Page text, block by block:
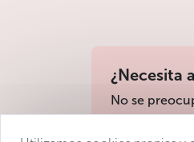
¿Necesita
No se